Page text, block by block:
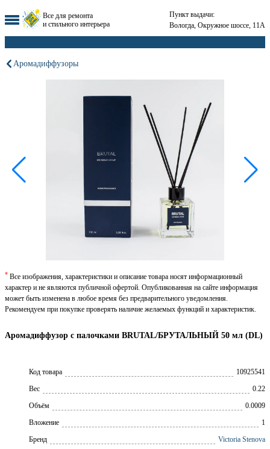
Все для ремонта
и стильного интерьера
Пункт выдачи:
Вологда, Окружное шоссе, 11А
Аромадиффузоры
Аромадиффузор с палочками BRUTAL/БРУТАЛЬНЫЙ 50 мл (DL)
Код товара
10925541
Вес
0.22
Объём
0.0009
Вложение
1
Брeнд
Victoria Stenova
* Все изображения, характеристики и описание товара носят информационный
характер и не являются публичной офертой. Опубликованная на сайте информация
может быть изменена в любое время без предварительного уведомления.
Рекомендуем при покупке проверять наличие желаемых функций и характеристик.